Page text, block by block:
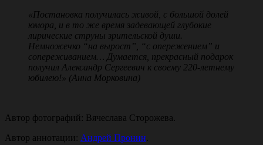
«Постановка получилась живой, с большой долей
юмора, и в то же время задевающей глубокие
лирические струны зрительской души.
Немножечко “на вырост”, “с опережением” и
сопереживанием… Думается, прекрасный подарок
получил Александр Сергеевич к своему 220-летнему
юбилею!» (Анна Морковина)
Автор фотографий: Вячеслава Сторожева.
Автор аннотации: Андрей Пронин.